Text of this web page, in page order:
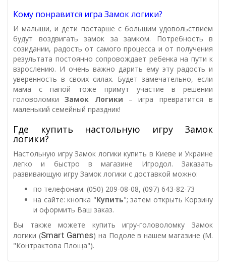
Кому понравится игра Замок логики?
И малыши, и дети постарше с большим удовольствием
будут воздвигать замок за замком. Потребность в
созидании, радость от самого процесса и от получения
результата постоянно сопровождает ребенка на пути к
взрослению. И очень важно дарить ему эту радость и
уверенность в своих силах. Будет замечательно, если
мама с папой тоже примут участие в решении
головоломкиЗамок Логики – игра превратится в
маленький семейный праздник!
Где купить настольную игру Замок
логики?
Настольную игру Замок логики купить в Киеве и Украине
легко и быстро в магазине Игродол. Заказать
развивающую игру Замок логики с доставкой можно:
по телефонам: (050) 209-08-08, (097) 643-82-73
на сайте: кнопка "Купить"; затем открыть Корзину
и оформить Ваш заказ.
Вы также можете купить игру-головоломку Замок
логики (Smart Games) на Подоле в нашем магазине (М.
"Контрактова Площа").